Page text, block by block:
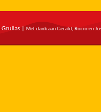
Grullas | Met dank aan Gerald, Rocio en